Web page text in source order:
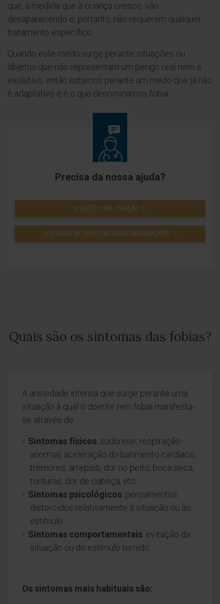
que, à medida que a criança cresce, vão
desaparecendo e, portanto, não requerem qualquer
tratamento específico.
Quando este medo surge perante situações ou
objetos que não representam um perigo real nem é
evolutivo, então estamos perante um medo que já não
é adaptativo e é o que denominamos fobia.
Precisa da nossa ajuda?
SOLICITE UMA CITAÇÃO
GOSTARIA DE SOLICITAR MAIS INFORMAÇÕES
Quais são os sintomas das fobias?
A ansiedade intensa que surge perante uma
situação à qual o doente tem fobia manifesta-
se através de:
Sintomas físicos: sudorese, respiração
anormal, aceleração do batimento cardíaco,
tremores, arrepios, dor no peito, boca seca,
tonturas, dor de cabeça, etc.
Sintomas psicológicos: pensamentos
distorcidos relativamente à situação ou ao
estímulo.
Sintomas comportamentais: evitação da
situação ou do estímulo temido.
Os sintomas mais habituais são: